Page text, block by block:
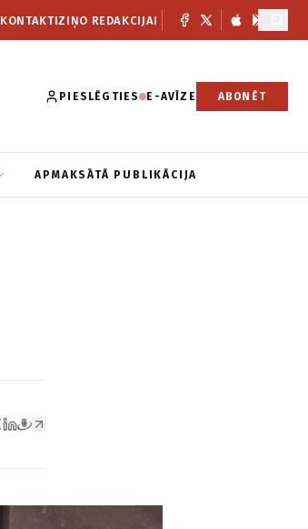
KONTAKTIZIŅO REDAKCIJAI
PIESLĒGTIES E-AVĪZE ABONĒT
APMAKSĀTĀ PUBLIKĀCIJA